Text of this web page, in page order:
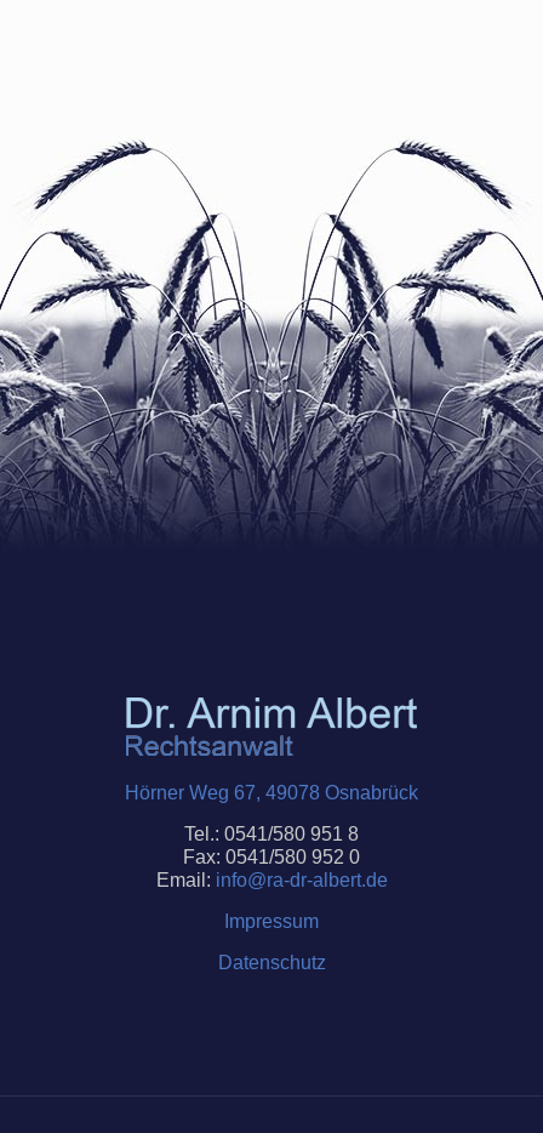
Hörner Weg 67, 49078 Osnabrück
Tel.: 0541/580 951 8
Fax: 0541/580 952 0
Email: info@ra-dr-albert.de
Impressum
Datenschutz